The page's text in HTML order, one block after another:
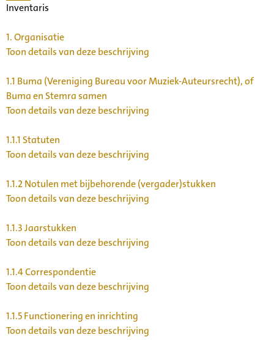
Inventaris
1.Organisatie
Toon details van deze beschrijving
1.1 Buma (Vereniging Bureau voor Muziek-Auteursrecht), of
Buma en Stemra samen
Toon details van deze beschrijving
1.1.1 Statuten
Toon details van deze beschrijving
1.1.2Notulen met bijbehorende (vergader)stukken
Toon details van deze beschrijving
1.1.3Jaarstukken
Toon details van deze beschrijving
1.1.4Correspondentie
Toon details van deze beschrijving
1.1.5Functionering en inrichting
Toon details van deze beschrijving